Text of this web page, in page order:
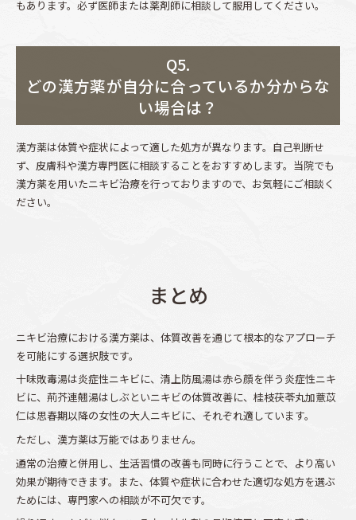
もあります。必ず医師または薬剤師に相談して服用してください。
Q5.
どの漢方薬が自分に合っているか分からな
い場合は？
漢方薬は体質や症状によって適した処方が異なります。自己判断せ
ず、皮膚科や漢方専門医に相談することをおすすめします。当院でも
漢方薬を用いたニキビ治療を行っておりますので、お気軽にご相談く
ださい。
まとめ
ニキビ治療における漢方薬は、体質改善を通じて根本的なアプローチ
を可能にする選択肢です。
十味敗毒湯は炎症性ニキビに、清上防風湯は赤ら顔を伴う炎症性ニキ
ビに、荊芥連翹湯はしぶといニキビの体質改善に、桂枝茯苓丸加薏苡
仁は思春期以降の女性の大人ニキビに、それぞれ適しています。
ただし、漢方薬は万能ではありません。
通常の治療と併用し、生活習慣の改善も同時に行うことで、より高い
効果が期待できます。また、体質や症状に合わせた適切な処方を選ぶ
ためには、専門家への相談が不可欠です。